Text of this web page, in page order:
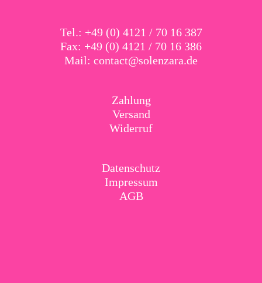
Tel.: +49 (0) 4121 / 70 16 387
Fax: +49 (0) 4121 / 70 16 386
Mail: contact@solenzara.de
Zahlung
Versand
Widerruf
Datenschutz
Impressum
AGB